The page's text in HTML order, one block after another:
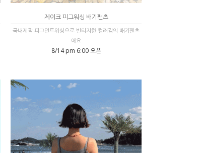
제이크 피그워싱 배기팬츠
국내제작 피그먼트워싱으로 빈티지한 컬러감의 배기팬츠
에요
8/14 pm 6:00 오픈